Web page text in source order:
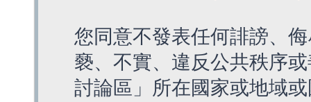
您同意不發表任何誹謗、
褻、不實、違反公共秩序
討論區」所在國家或地域